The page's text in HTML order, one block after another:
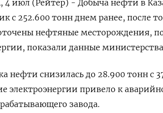
июл (Рейтер) - Добыча нефти в
с 252.600 тонн днем ранее, после
нефтяные месторождения,
показали данные
нефти снизилась до 28.900 тонн с
электроэнергии привело к
завода.